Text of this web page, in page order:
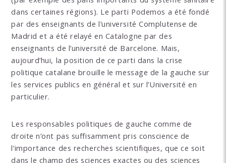
dans certaines régions). Le parti Podemos a été fondé
par des enseignants de l’université Complutense de
Madrid et a été relayé en Catalogne par des
enseignants de l’université de Barcelone. Mais,
aujourd’hui, la position de ce parti dans la crise
politique catalane brouille le message de la gauche sur
les services publics en général et sur l’Université en
particulier.
Les responsables politiques de gauche comme de
droite n’ont pas suffisamment pris conscience de
l’importance des recherches scientifiques, que ce soit
dans le champ des sciences exactes ou des sciences